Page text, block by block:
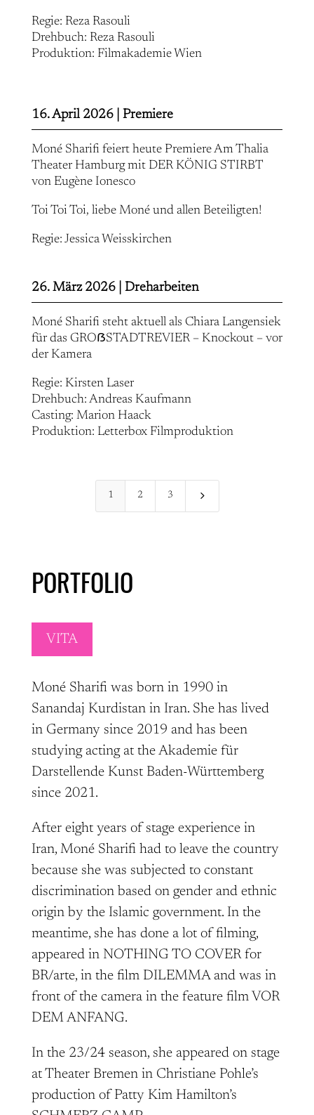
Regie: Reza Rasouli
Drehbuch: Reza Rasouli
Produktion: Filmakademie Wien
16. April 2026 | Premiere
Moné Sharifi feiert heute Premiere Am Thalia
Theater Hamburg mit DER KÖNIG STIRBT
von Eugène Ionesco
Toi Toi Toi, liebe Moné und allen Beteiligten!
Regie: Jessica Weisskirchen
26. März 2026 | Dreharbeiten
Moné Sharifi steht aktuell als Chiara Langensiek
für das GROẞSTADTREVIER – Knockout – vor
der Kamera
Regie: Kirsten Laser
Drehbuch: Andreas Kaufmann
Casting: Marion Haack
Produktion: Letterbox Filmproduktion
1 2 3 5
PORTFOLIO
VITA
Moné Sharifi was born in 1990 in
Sanandaj Kurdistan in Iran. She has lived
in Germany since 2019 and has been
studying acting at the Akademie für
Darstellende Kunst Baden-Württemberg
since 2021.
After eight years of stage experience in
Iran, Moné Sharifi had to leave the country
because she was subjected to constant
discrimination based on gender and ethnic
origin by the Islamic government. In the
meantime, she has done a lot of filming,
appeared in NOTHING TO COVER for
BR/arte, in the film DILEMMA and was in
front of the camera in the feature film VOR
DEM ANFANG.
In the 23/24 season, she appeared on stage
at Theater Bremen in Christiane Pohle’s
production of Patty Kim Hamilton’s